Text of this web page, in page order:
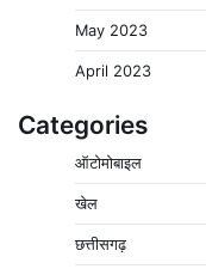
May 2023
April 2023
Categories
ऑटोमोबाइल
खेल
छत्तीसगढ़